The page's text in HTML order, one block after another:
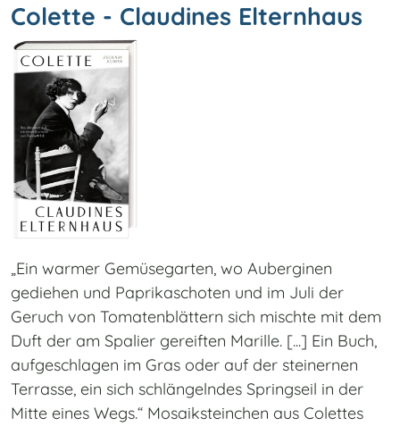
Colette - Claudines Elternhaus
„Ein warmer Gemüsegarten, wo Auberginen
gediehen und Paprikaschoten und im Juli der
Geruch von Tomatenblättern sich mischte mit dem
Duft der am Spalier gereiften Marille. [...] Ein Buch,
aufgeschlagen im Gras oder auf der steinernen
Terrasse, ein sich schlängelndes Springseil in der
Mitte eines Wegs.“ Mosaiksteinchen aus Colettes